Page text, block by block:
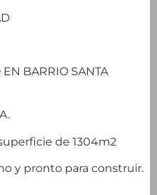
EN BARRIO SANTA
de 1304m2
y pronto para construir.